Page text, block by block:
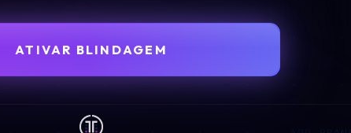
ATIVAR BLINDAGEM